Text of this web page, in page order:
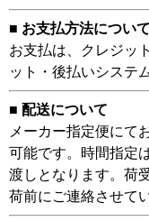
■ お支払方法について
お支払は、クレジッ
ット・後払いシステ
■ 配送について
メーカー指定便にて
可能です。時間指定
渡しとなります。荷
荷前にご連絡させて